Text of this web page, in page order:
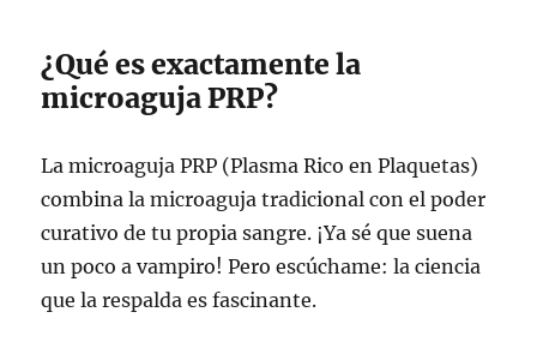
¿Qué es exactamente la
microaguja PRP?
La microaguja PRP (Plasma Rico en Plaquetas)
combina la microaguja tradicional con el poder
curativo de tu propia sangre. ¡Ya sé que suena
un poco a vampiro! Pero escúchame: la ciencia
que la respalda es fascinante.